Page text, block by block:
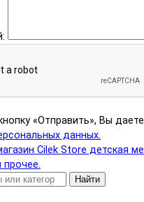
«Отправить», Вы даете
данных.
Найти